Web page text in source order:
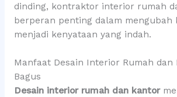
dinding, kontraktor interior rumah
berperan penting dalam mengubah
menjadi kenyataan yang indah.
Manfaat Desain Interior Rumah dan
Bagus
Desain interior rumah dan kantor